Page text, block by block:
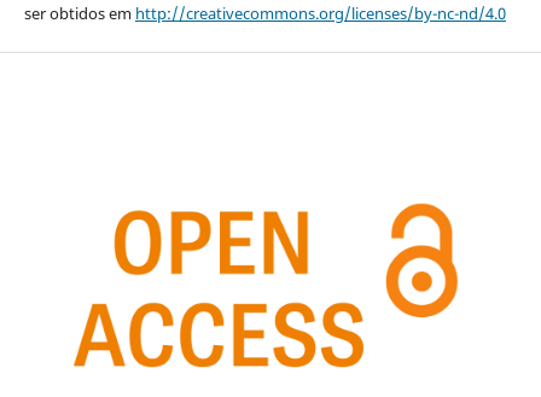
ser obtidos em http://creativecommons.org/licenses/by-nc-nd/4.0